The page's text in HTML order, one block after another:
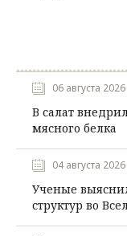
06 августа
В салат
мясного белка
04 августа
Ученые
структур во